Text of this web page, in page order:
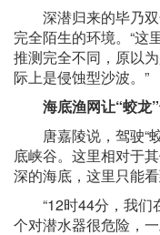
深潜归来的毕乃双
完全陌生的环境。“这
推测完全不同，原以
际上是侵蚀型沙波。”
海底渔网让“蛟龙
唐嘉陵说，驾驶“蛟
底峡谷。这里相对于
深的海底，这里只能
“12时44分，我们
个对潜水器很危险，